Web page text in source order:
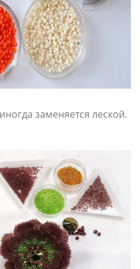
заменяется леской.